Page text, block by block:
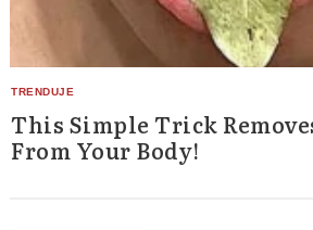
This Simple Trick
From Your Body!